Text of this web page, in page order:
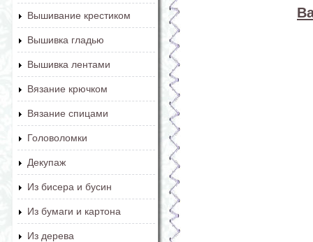
Вышивание крестиком
Вышивка гладью
Вышивка лентами
Вязание крючком
Вязание спицами
Головоломки
Декупаж
Из бисера и бусин
Из бумаги и картона
Из дерева